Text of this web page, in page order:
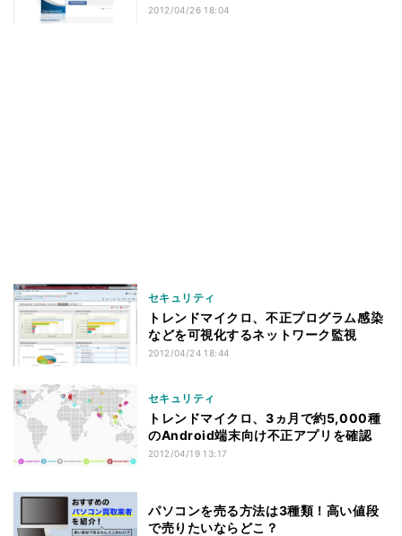
2012/04/26 18:04
セキュリティ
トレンドマイクロ、不正プログラム感染
などを可視化するネットワーク監視
2012/04/24 18:44
セキュリティ
トレンドマイクロ、3ヵ月で約5,000種
のAndroid端末向け不正アプリを確認
2012/04/19 13:17
パソコンを売る方法は3種類！高い値段
で売りたいならどこ？